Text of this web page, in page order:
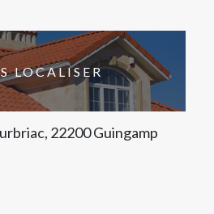
LOCALISER
22200 Guingamp